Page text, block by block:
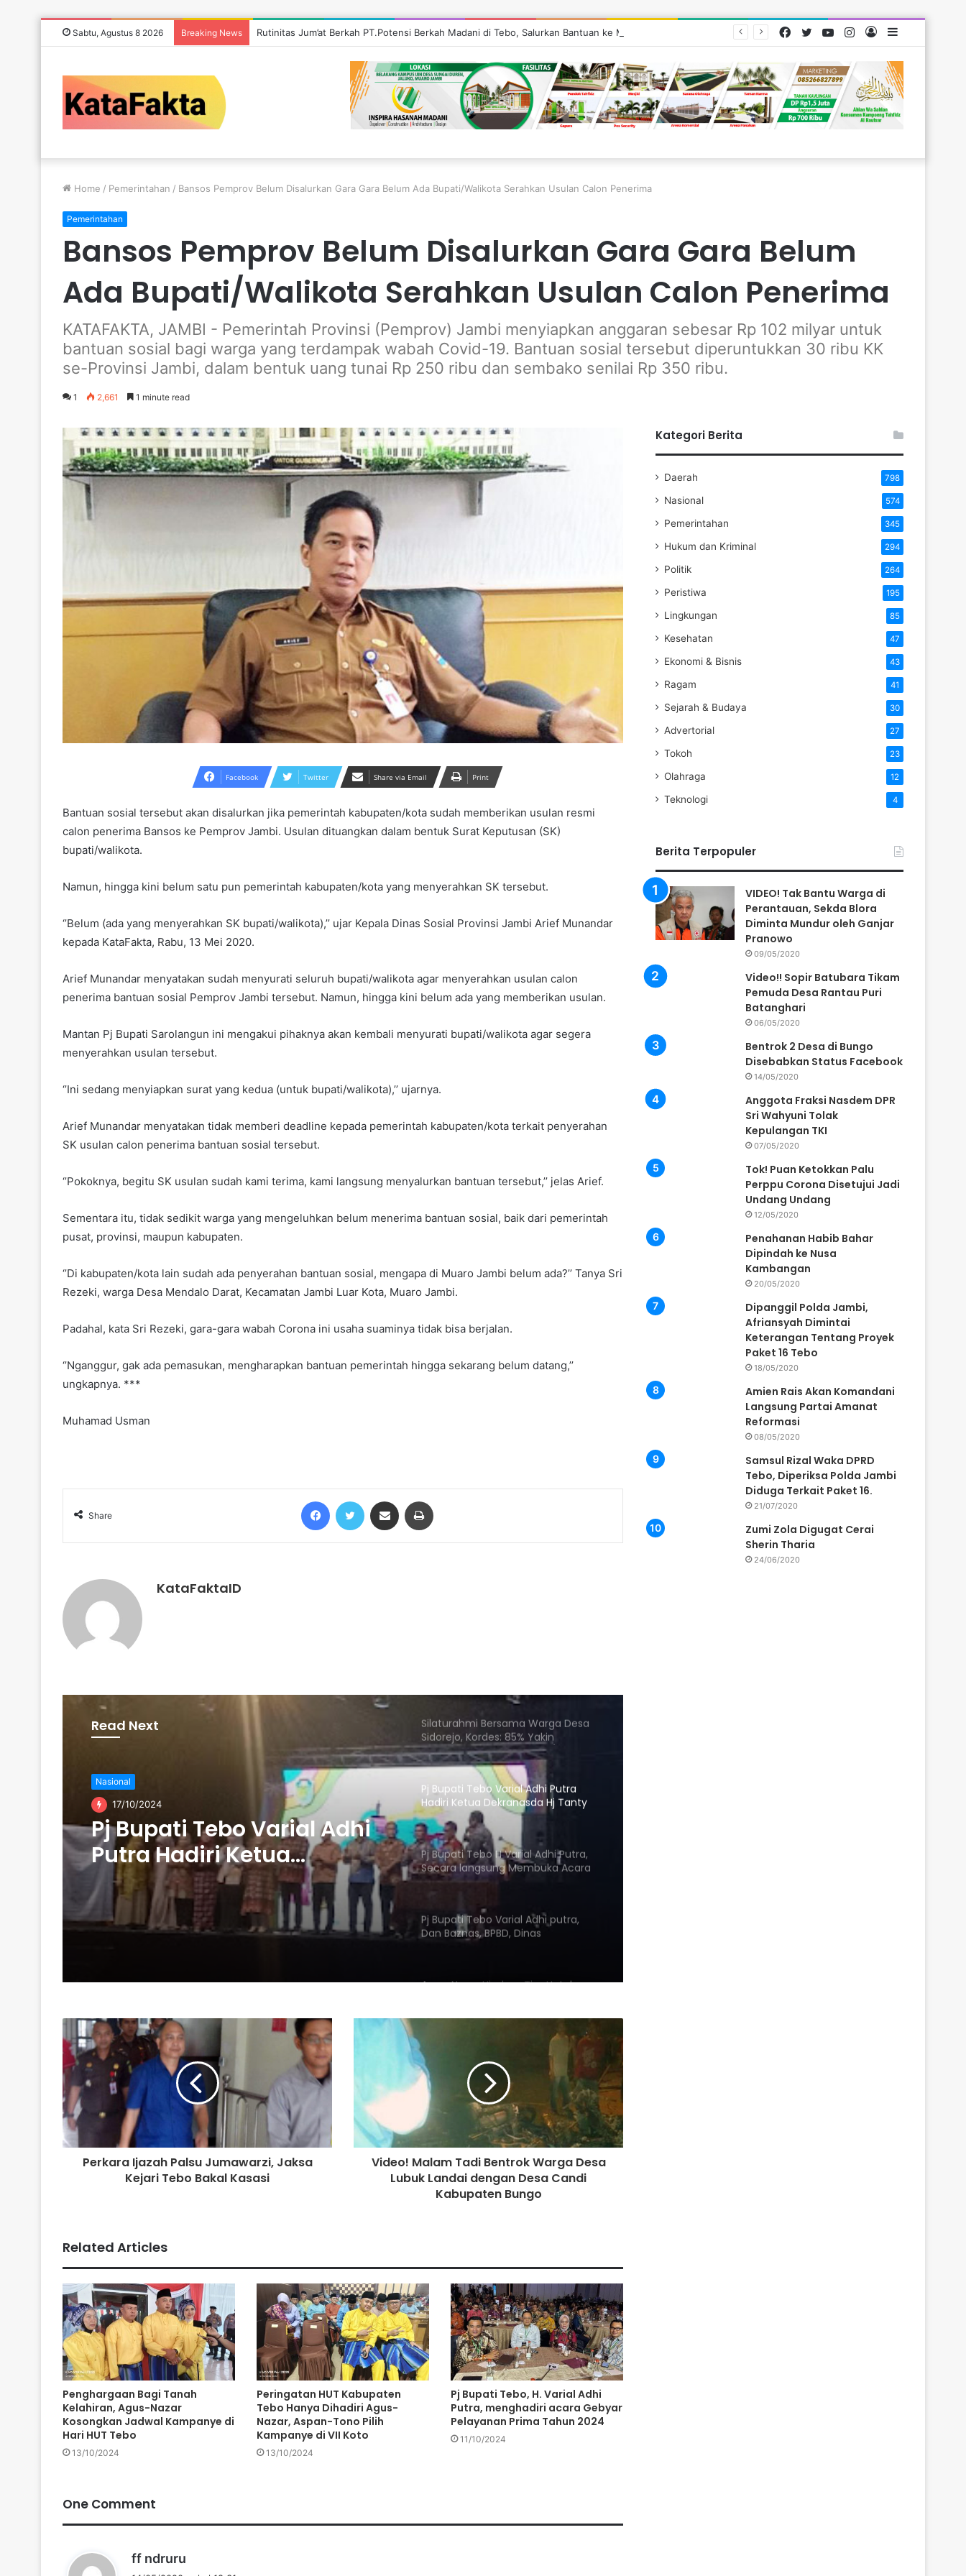
Sabtu, Agustus 8 2026 Breaking News Rutinitas Jum’at Berkah PT.Potensi Berkah Madani di Tebo, Salurkan Bantuan ke Masyarakat
Log
Instagram
YouTube
Twitter
Facebook
Home / Pemerintahan / Bansos Pemprov Belum Disalurkan Gara Gara Belum Ada Bupati/Walikota Serahkan Usulan Calon Penerima
Pemerintahan
Bansos Pemprov Belum Disalurkan Gara Gara Belum
Ada Bupati/Walikota Serahkan Usulan Calon Penerima
KATAFAKTA, JAMBI - Pemerintah Provinsi (Pemprov) Jambi menyiapkan anggaran sebesar Rp 102 milyar untuk
bantuan sosial bagi warga yang terdampak wabah Covid-19. Bantuan sosial tersebut diperuntukkan 30 ribu KK
se-Provinsi Jambi, dalam bentuk uang tunai Rp 250 ribu dan sembako senilai Rp 350 ribu.
1 2,661 1 minute read
Facebook Twitter Share via Email Print
Bantuan sosial tersebut akan disalurkan jika pemerintah kabupaten/kota sudah memberikan usulan resmi
calon penerima Bansos ke Pemprov Jambi. Usulan dituangkan dalam bentuk Surat Keputusan (SK)
bupati/walikota.
Namun, hingga kini belum satu pun pemerintah kabupaten/kota yang menyerahkan SK tersebut.
‘’Belum (ada yang menyerahkan SK bupati/walikota),’’ ujar Kepala Dinas Sosial Provinsi Jambi Arief Munandar
kepada KataFakta, Rabu, 13 Mei 2020.
Arief Munandar menyatakan sudah menyurati seluruh bupati/walikota agar menyerahkan usulan calon
penerima bantuan sosial Pemprov Jambi tersebut. Namun, hingga kini belum ada yang memberikan usulan.
Mantan Pj Bupati Sarolangun ini mengakui pihaknya akan kembali menyurati bupati/walikota agar segera
menyerahkan usulan tersebut.
‘’Ini sedang menyiapkan surat yang kedua (untuk bupati/walikota),’’ ujarnya.
Arief Munandar menyatakan tidak memberi deadline kepada pemerintah kabupaten/kota terkait penyerahan
SK usulan calon penerima bantuan sosial tersebut.
‘’Pokoknya, begitu SK usulan sudah kami terima, kami langsung menyalurkan bantuan tersebut,’’ jelas Arief.
Sementara itu, tidak sedikit warga yang mengeluhkan belum menerima bantuan sosial, baik dari pemerintah
pusat, provinsi, maupun kabupaten.
‘’Di kabupaten/kota lain sudah ada penyerahan bantuan sosial, mengapa di Muaro Jambi belum ada?’’ Tanya Sri
Rezeki, warga Desa Mendalo Darat, Kecamatan Jambi Luar Kota, Muaro Jambi.
Padahal, kata Sri Rezeki, gara-gara wabah Corona ini usaha suaminya tidak bisa berjalan.
‘’Nganggur, gak ada pemasukan, mengharapkan bantuan pemerintah hingga sekarang belum datang,’’
ungkapnya. ***
Muhamad Usman
Share
KataFaktaID
Read Next
Nasional
17/10/2024
Pj Bupati Tebo Varial Adhi
Putra Hadiri Ketua
Dekranasda Hj Tanty
Harvianty Launching Tiga
Motif Batik Di Kabupaten
Agus-Nazar Himbau Tim Untuk
Tatap Muka Bersama Agus Nazar,
Datuk Sahak: Kami Nak Bersandar
Sekolah”
Silaturahmi Bersama Warga Desa
Sidorejo, Kordes: 85% Yakin
Kemenangan Agus-Nazar/
Pj Bupati Tebo Varial Adhi Putra
Hadiri Ketua Dekranasda Hj Tanty
Harvianty Launching Tiga Motif
Batik Di Kabupaten Tebo
Pj Bupati Tebo H Varial Adhi Putra,
Secara langsung Membuka Acara
Sosialisasi Anti Korupsi
Pj Bupati Tebo Varial Adhi putra,
Dan Baznas, BPBD, Dinas
Agus-Nazar Himbau Tim Untuk
Seolah Tersakiti, Oknum Tim
Coreng Pengurus Todong ARB
Ratusan Juta
Kapolres Tebo Pimpin Apel Gelar
Pasukan Operasi Zebra Siginjai 2024
Tatap Muka Bersama Agus Nazar,
Datuk Sahak: Kami Nak Bersandar
Kodim 0416/Bute kembali
melaksanakan program unggulan
Kodam II/Sriwijaya,”Dapur Masuk
Sekolah”
Silaturahmi Bersama Warga Desa
Sidorejo, Kordes: 85% Yakin
Kemenangan Agus-Nazar/
Pj Bupati Tebo Varial Adhi Putra
Secara langsung Membuka Acara
Perkara Ijazah Palsu Jumawarzi, Jaksa
Kejari Tebo Bakal Kasasi
Video! Malam Tadi Bentrok Warga Desa
Lubuk Landai dengan Desa Candi
Kabupaten Bungo
Related Articles
Penghargaan Bagi Tanah
Kelahiran, Agus-Nazar
Kosongkan Jadwal Kampanye di
Hari HUT Tebo
13/10/2024
Peringatan HUT Kabupaten
Tebo Hanya Dihadiri Agus-
Nazar, Aspan-Tono Pilih
Kampanye di VII Koto
13/10/2024
Pj Bupati Tebo, H. Varial Adhi
Putra, menghadiri acara Gebyar
Pelayanan Prima Tahun 2024
11/10/2024
One Comment
ff ndruru
Kategori Berita
Daerah 798
Nasional 574
Pemerintahan 345
Hukum dan Kriminal 294
Politik 264
Peristiwa 195
Lingkungan 85
Kesehatan 47
Ekonomi & Bisnis 43
Ragam 41
Sejarah & Budaya 30
Advertorial 27
Tokoh 23
Olahraga 12
Teknologi 4
Berita Terpopuler
VIDEO! Tak Bantu Warga di
Perantauan, Sekda Blora
Diminta Mundur oleh Ganjar
Pranowo
09/05/2020
Video!! Sopir Batubara Tikam
Pemuda Desa Rantau Puri
Batanghari
06/05/2020
Bentrok 2 Desa di Bungo
Disebabkan Status Facebook
14/05/2020
Anggota Fraksi Nasdem DPR
Sri Wahyuni Tolak
Kepulangan TKI
07/05/2020
Tok! Puan Ketokkan Palu
Perppu Corona Disetujui Jadi
Undang Undang
12/05/2020
Penahanan Habib Bahar
Dipindah ke Nusa
Kambangan
20/05/2020
Dipanggil Polda Jambi,
Afriansyah Dimintai
Keterangan Tentang Proyek
Paket 16 Tebo
18/05/2020
Amien Rais Akan Komandani
Langsung Partai Amanat
Reformasi
08/05/2020
Samsul Rizal Waka DPRD
Tebo, Diperiksa Polda Jambi
Diduga Terkait Paket 16.
21/07/2020
Zumi Zola Digugat Cerai
Sherin Tharia
24/06/2020